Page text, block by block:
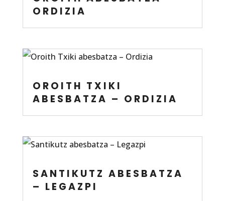
ORDIZIA
OROITH TXIKI
ABESBATZA – ORDIZIA
SANTIKUTZ ABESBATZA
– LEGAZPI